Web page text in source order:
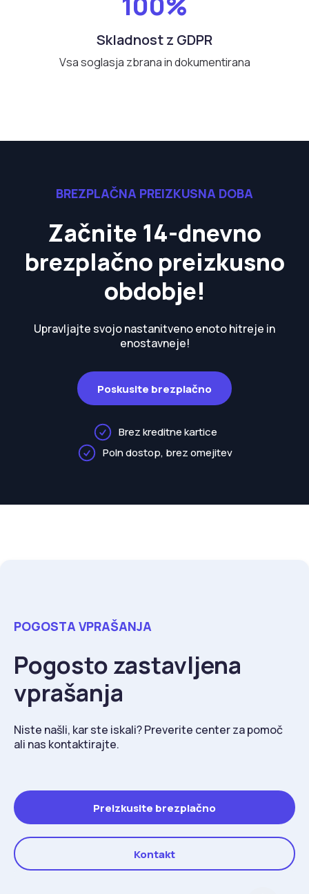
Skladnost z GDPR
Vsa soglasja zbrana in dokumentirana
BREZPLAČNA PREIZKUSNA DOBA
Začnite 14-dnevno
brezplačno preizkusno
obdobje!
Upravljajte svojo nastanitveno enoto hitreje in
enostavneje!
Poskusite brezplačno
Brez kreditne kartice
Poln dostop, brez omejitev
POGOSTA VPRAŠANJA
Pogosto zastavljena
vprašanja
Niste našli, kar ste iskali? Preverite center za pomoč
ali nas kontaktirajte.
Preizkusite brezplačno
Kontakt